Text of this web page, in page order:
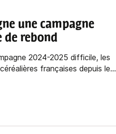
une campagne
de rebond
2024-2025 difficile, les
françaises depuis le...